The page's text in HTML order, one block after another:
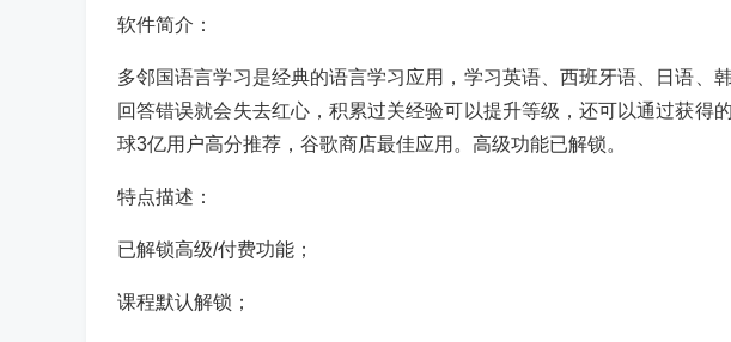
软件简介：
多邻国语言学习是经典的语言学习应用，学习英语、西班牙语、日语、
回答错误就会失去红心，积累过关经验可以提升等级，还可以通过获得
球3亿用户高分推荐，谷歌商店最佳应用。高级功能已解锁。
特点描述：
已解锁高级/付费功能；
课程默认解锁；